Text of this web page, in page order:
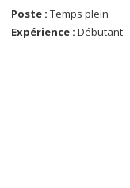
Poste : Temps plein
Expérience : Débutant